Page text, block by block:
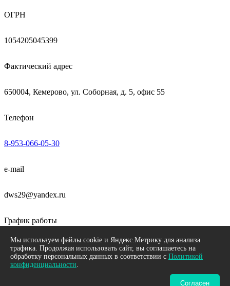
Мы используем файлы cookie и Яндекс.Метрику для анализа
трафика. Продолжая использовать сайт, вы соглашаетесь на
обработку персональных данных в соответствии с Политикой
конфиденциальности.
Согласен
ОГРН
1054205045399
Фактический адрес
650004, Кемерово, ул. Соборная, д. 5, офис 55
Телефон
8-953-066-05-30
e-mail
dws29@yandex.ru
График работы
пн-пт 09:00 - 18:00